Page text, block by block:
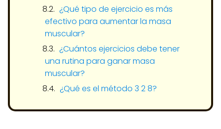
¿Qué tipo de ejercicio es más
efectivo para aumentar la masa
muscular?
¿Cuántos ejercicios debe tener
una rutina para ganar masa
muscular?
¿Qué es el método 3 2 8?